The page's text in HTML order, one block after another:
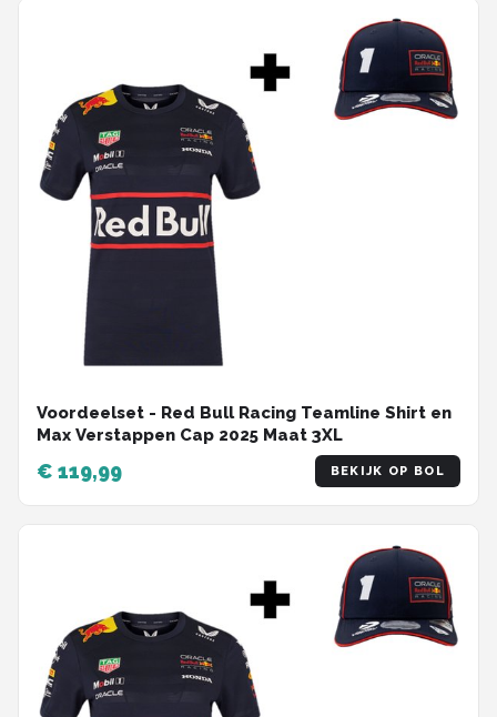
Voordeelset - Red Bull Racing Teamline Shirt en
Max Verstappen Cap 2025 Maat 3XL
€ 119,99 BEKIJK OP BOL